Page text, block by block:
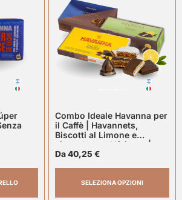
Combo Ideale Havanna per
il Caffè | Havannets,
Biscotti al Limone e
cioccolato e Alfajores |
Havanna
Da40,25 €
SELEZIONA OPZIONI